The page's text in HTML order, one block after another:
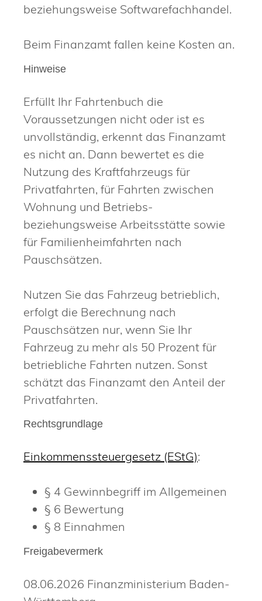
beziehungsweise Softwarefachhandel.
Beim Finanzamt fallen keine Kosten an.
Hinweise
Erfüllt Ihr Fahrtenbuch die
Voraussetzungen nicht oder ist es
unvollständig, erkennt das Finanzamt
es nicht an. Dann bewertet es die
Nutzung des Kraftfahrzeugs für
Privatfahrten, für Fahrten zwischen
Wohnung und Betriebs-
beziehungsweise Arbeitsstätte sowie
für Familienheimfahrten nach
Pauschsätzen.
Nutzen Sie das Fahrzeug betrieblich,
erfolgt die Berechnung nach
Pauschsätzen nur, wenn Sie Ihr
Fahrzeug zu mehr als 50 Prozent für
betriebliche Fahrten nutzen. Sonst
schätzt das Finanzamt den Anteil der
Privatfahrten.
Rechtsgrundlage
Einkommenssteuergesetz (EStG):
§ 4 Gewinnbegriff im Allgemeinen
§ 6 Bewertung
§ 8 Einnahmen
Freigabevermerk
08.06.2026 Finanzministerium Baden-